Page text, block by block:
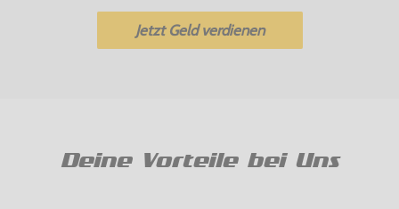
Jetzt Geld verdienen
Deine Vorteile bei Uns